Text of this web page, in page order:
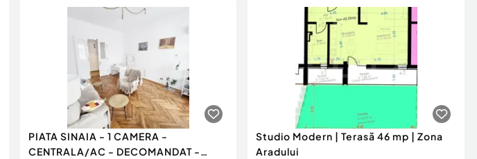
PIATA SINAIA - 1 CAMERA -
CENTRALA/AC - DECOMANDAT -
Studio Modern | Terasă 46 mp | Zona
Aradului